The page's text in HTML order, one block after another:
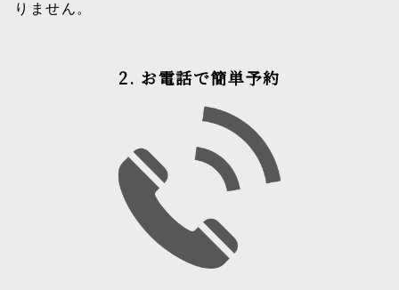
りません。
2. お電話で簡単予約